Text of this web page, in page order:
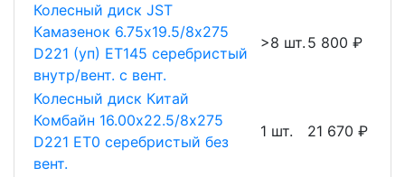
Колесный диск JST
Камазенок 6.75х19.5/8х275
D221 (уп) ET145 серебристый
внутр/вент. с вент.
>8 шт. 5 800 ₽
Колесный диск Китай
Комбайн 16.00х22.5/8х275
D221 ET0 серебристый без
вент.
1 шт. 21 670 ₽